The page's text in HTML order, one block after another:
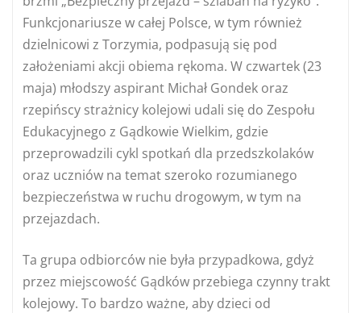
Funkcjonariusze w całej Polsce, w tym również
dzielnicowi z Torzymia, podpasują się pod
założeniami akcji obiema rękoma. W czwartek (23
maja) młodszy aspirant Michał Gondek oraz
rzepińscy strażnicy kolejowi udali się do Zespołu
Edukacyjnego z Gądkowie Wielkim, gdzie
przeprowadzili cykl spotkań dla przedszkolaków
oraz uczniów na temat szeroko rozumianego
bezpieczeństwa w ruchu drogowym, w tym na
przejazdach.
Ta grupa odbiorców nie była przypadkowa, gdyż
przez miejscowość Gądków przebiega czynny trakt
kolejowy. To bardzo ważne, aby dzieci od